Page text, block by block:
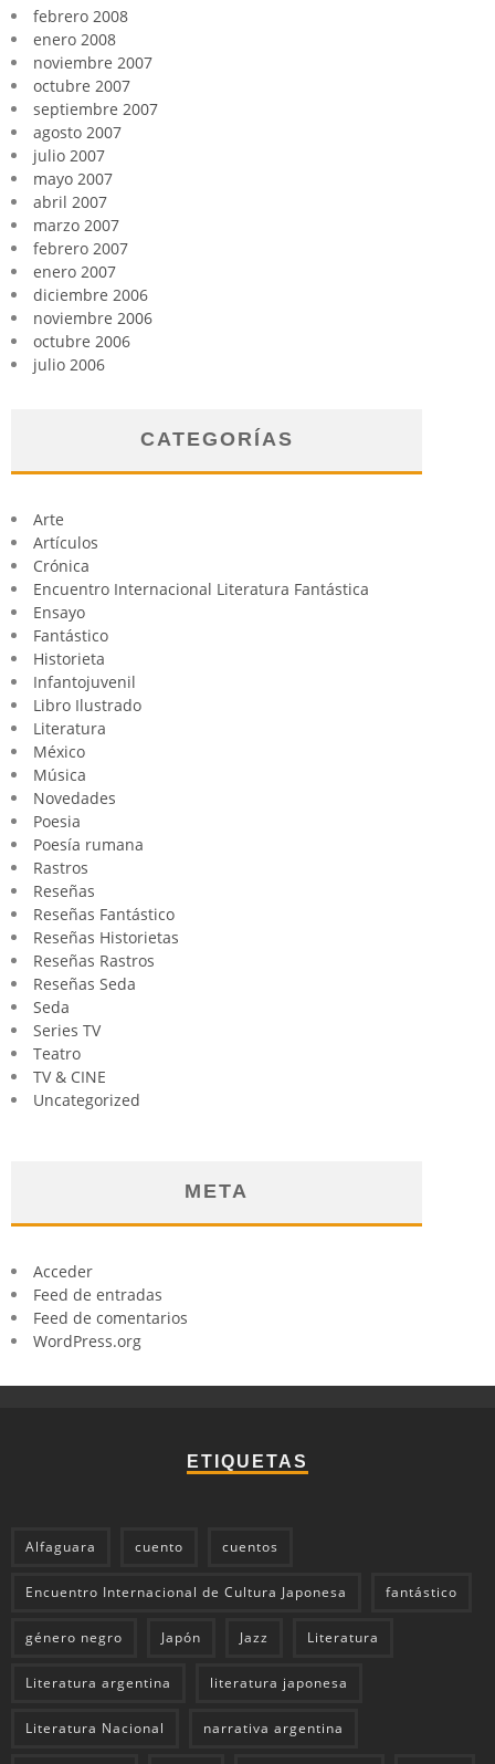
febrero 2008
enero 2008
noviembre 2007
octubre 2007
septiembre 2007
agosto 2007
julio 2007
mayo 2007
abril 2007
marzo 2007
febrero 2007
enero 2007
diciembre 2006
noviembre 2006
octubre 2006
julio 2006
CATEGORÍAS
Arte
Artículos
Crónica
Encuentro Internacional Literatura Fantástica
Ensayo
Fantástico
Historieta
Infantojuvenil
Libro Ilustrado
Literatura
México
Música
Novedades
Poesia
Poesía rumana
Rastros
Reseñas
Reseñas Fantástico
Reseñas Historietas
Reseñas Rastros
Reseñas Seda
Seda
Series TV
Teatro
TV & CINE
Uncategorized
META
Acceder
Feed de entradas
Feed de comentarios
WordPress.org
ETIQUETAS
Alfaguara cuento cuentos
Encuentro Internacional de Cultura Japonesa fantástico
género negro Japón Jazz Literatura
Literatura argentina literatura japonesa
Literatura Nacional narrativa argentina